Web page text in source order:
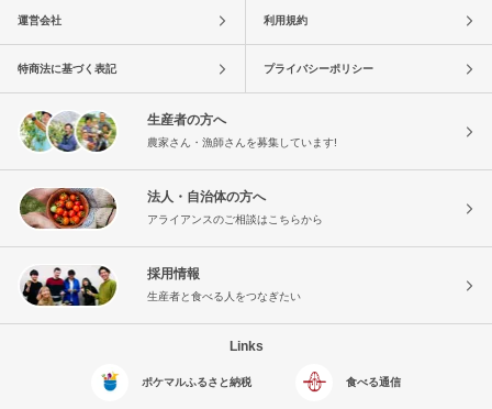
運営会社 利用規約
特商法に基づく表記 プライバシーポリシー
生産者の方へ
農家さん・漁師さんを募集しています!
法人・自治体の方へ
アライアンスのご相談はこちらから
採用情報
生産者と食べる人をつなぎたい
Links
ポケマルふるさと納税 食べる通信